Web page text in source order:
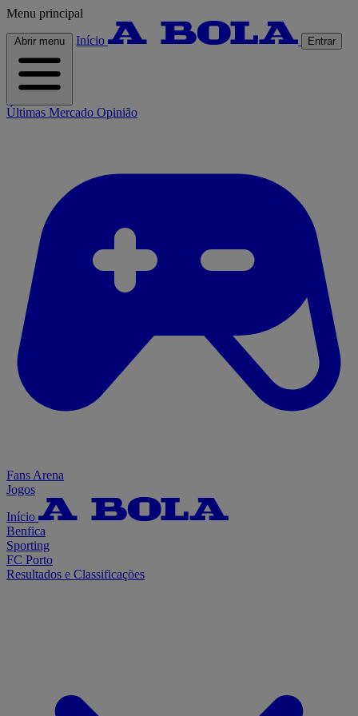
Menu principal
Abrir menu Início Entrar
Últimas Mercado Opinião
Fans Arena
Jogos
Início
Benfica
Sporting
FC Porto
Resultados e Classificações